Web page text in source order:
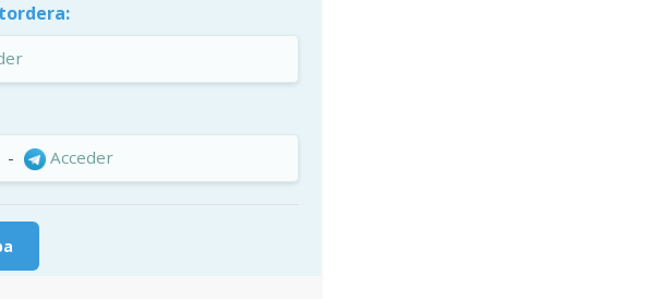
- Acceder